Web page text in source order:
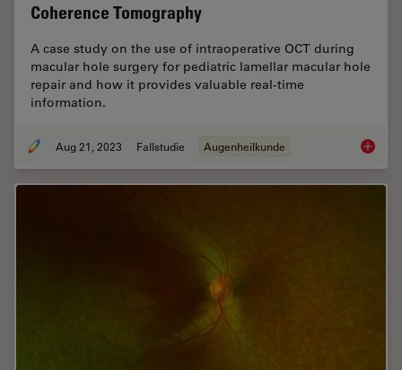
Coherence Tomography
A case study on the use of intraoperative OCT during
macular hole surgery for pediatric lamellar macular hole
repair and how it provides valuable real-time
information.
Aug 21, 2023 Fallstudie Augenheilkunde